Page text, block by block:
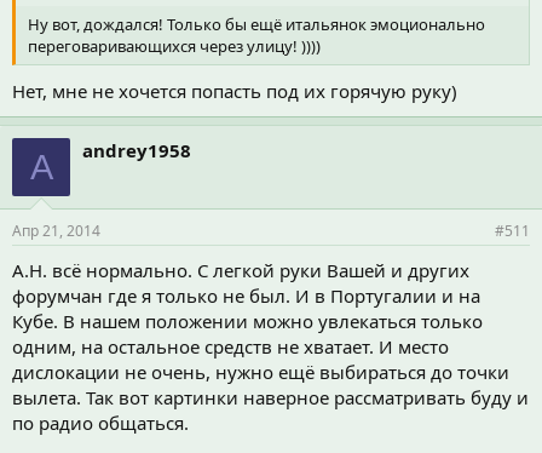
Ну вот, дождался! Только бы ещё итальянок эмоционально
переговаривающихся через улицу! ))))
Нет, мне не хочется попасть под их горячую руку)
A andrey1958
Апр 21, 2014 #511
А.Н. всё нормально. С легкой руки Вашей и других
форумчан где я только не был. И в Португалии и на
Кубе. В нашем положении можно увлекаться только
одним, на остальное средств не хватает. И место
дислокации не очень, нужно ещё выбираться до точки
вылета. Так вот картинки наверное рассматривать буду и
по радио общаться.